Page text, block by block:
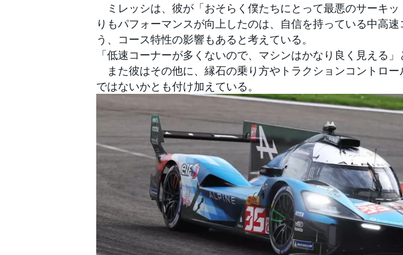
ミレッシは、彼が「おそらく僕たちにとって最悪のサーキッ
りもパフォーマンスが向上したのは、自信を持っている中高
う、コース特性の影響もあると考えている。
「低速コーナーが多くないので、マシンはかなり良く見える」
また彼はその他に、縁石の乗り方やトラクションコントロ
ではないかとも付け加えている。